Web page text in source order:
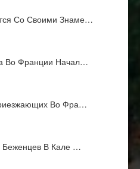
Со Своими Знаме…
Во Франции Начал…
Во Фра…
Беженцев В Кале …